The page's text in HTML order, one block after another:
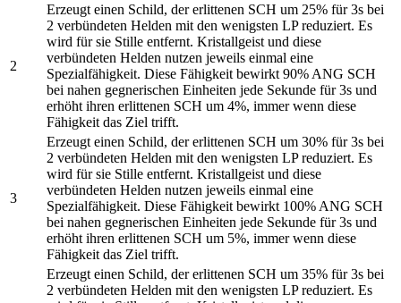
2
Erzeugt einen Schild, der erlittenen SCH um 25% für 3s bei
2 verbündeten Helden mit den wenigsten LP reduziert. Es
wird für sie Stille entfernt. Kristallgeist und diese
verbündeten Helden nutzen jeweils einmal eine
Spezialfähigkeit. Diese Fähigkeit bewirkt 90% ANG SCH
bei nahen gegnerischen Einheiten jede Sekunde für 3s und
erhöht ihren erlittenen SCH um 4%, immer wenn diese
Fähigkeit das Ziel trifft.
3
Erzeugt einen Schild, der erlittenen SCH um 30% für 3s bei
2 verbündeten Helden mit den wenigsten LP reduziert. Es
wird für sie Stille entfernt. Kristallgeist und diese
verbündeten Helden nutzen jeweils einmal eine
Spezialfähigkeit. Diese Fähigkeit bewirkt 100% ANG SCH
bei nahen gegnerischen Einheiten jede Sekunde für 3s und
erhöht ihren erlittenen SCH um 5%, immer wenn diese
Fähigkeit das Ziel trifft.
Erzeugt einen Schild, der erlittenen SCH um 35% für 3s bei
2 verbündeten Helden mit den wenigsten LP reduziert. Es